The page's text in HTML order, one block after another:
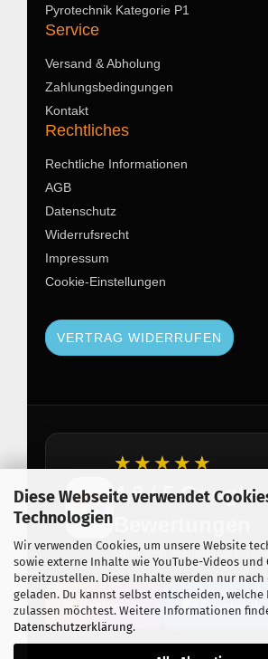
Diese Webseite verwendet
Technologien
Wir verwenden Cookies, um unsere Website
sowie externe Inhalte wie YouTube-Videos und
bereitzustellen. Diese Inhalte werden nur
geladen. Du kannst selbst entscheiden, welche
zulassen möchtest. Weitere Informationen
Datenschutzerklärung.
Pyrotechnik Kategorie P1
Service
Versand & Abholung
Zahlungsbedingungen
Kontakt
Rechtliches
Rechtliche Informationen
AGB
Datenschutz
Widerrufsrecht
Impressum
Cookie-Einstellungen
VERTRAG WIDERRUFEN
★★★★★
4,8 / 5 Google
Über 150 zufriedene
Instagram Facebook